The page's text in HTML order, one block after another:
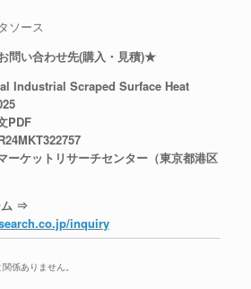
ソース
問い合わせ先(購入・見積)★
Industrial Scraped Surface Heat
PDF
ーケットリサーチセンター（東京都港区
ム ⇒
inquiry
係ありません。